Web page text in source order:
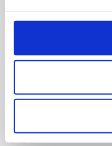
BISTRITA
BLAJ
BRAILA
BRASOV
CALAFAT